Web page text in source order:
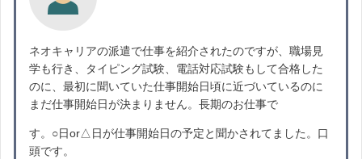
ネオキャリアの派遣で仕事を紹介されたのですが、職場見
学も行き、タイピング試験、電話対応試験もして合格した
のに、最初に聞いていた仕事開始日頃に近づいているのに
まだ仕事開始日が決まりません。長期のお仕事で
す。○日or△日が仕事開始日の予定と聞かされてました。口
頭です。